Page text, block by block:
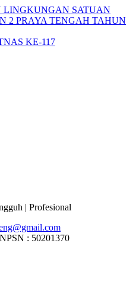
LINGKUNGAN SATUAN
2 PRAYA TENGAH TAHUN
KE-117
| Profesional
NPSN : 50201370